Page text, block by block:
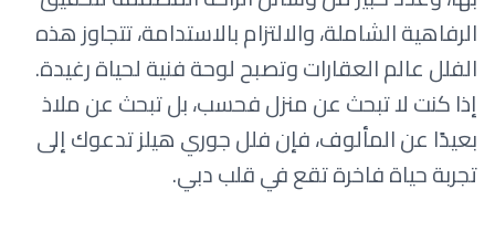
الرفاهية الشاملة، والالتزام بالاستدامة، تتجاوز هذه
الفلل عالم العقارات وتصبح لوحة فنية لحياة رغيدة.
إذا كنت لا تبحث عن منزل فحسب، بل تبحث عن ملاذ
بعيدًا عن المألوف، فإن فلل جوري هيلز تدعوك إلى
تجربة حياة فاخرة تقع في قلب دبي.